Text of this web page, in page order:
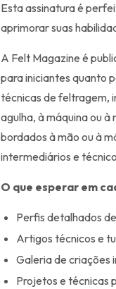
Esta assinatura é
aprimorar suas
A Felt Magazine é
para iniciantes quanto
técnicas de feltragem,
agulha, à máquina ou
bordados à mão ou à
intermediários e
O que esperar em
Perfis detalhados
Artigos técnicos e
Galeria de criações
Projetos e técnicas